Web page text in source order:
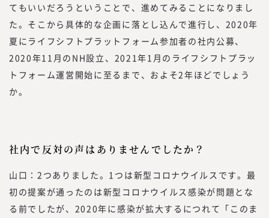
てもいいだろうということで、進めてみることになりまし
た。そこから具体的な企画に落とし込んで進行し、2020年
夏にライフシフトプラットフォーム参加者の社内公募、
2020年11月のNH設立、2021年1月のライフシフトプラッ
トフォーム運営開始に至るまで、およそ2年ほどでしょう
か。
社内で反対の声はありませんでしたか？
山口：2つありました。1つは新型コロナウイルスです。最
初の提案が通ったのは新型コロナウイルス感染が問題とな
る前でしたが、2020年に感染が拡大するにつれて「このま